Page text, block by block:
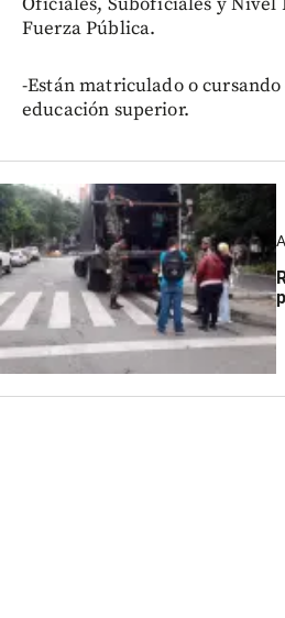
Fuerza Pública.
-Están matriculado o cursando
educación superior.